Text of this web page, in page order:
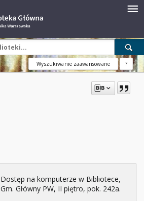
Wyszukiwanie zaawansowane ?
Dostęp na komputerze w Bibliotece,
Gm. Główny PW, II piętro, pok. 242a.